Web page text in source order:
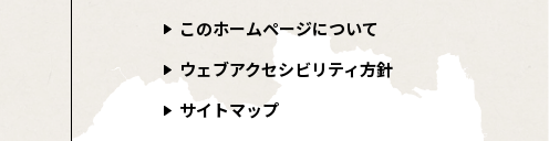
このホームページについて
ウェブアクセシビリティ方針
サイトマップ